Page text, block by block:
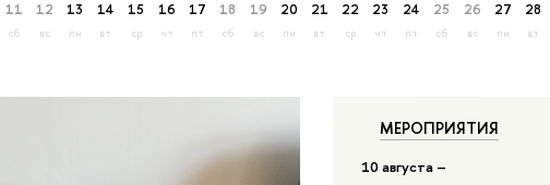
11
сб
12
вс
13
пн
14
вт
15
ср
16
чт
17
пт
18
сб
19
вс
20
пн
21
вт
22
ср
23
чт
24
пт
25
сб
26
вс
27
пн
28
вт
МЕРОПРИЯТИЯ
10 августа –